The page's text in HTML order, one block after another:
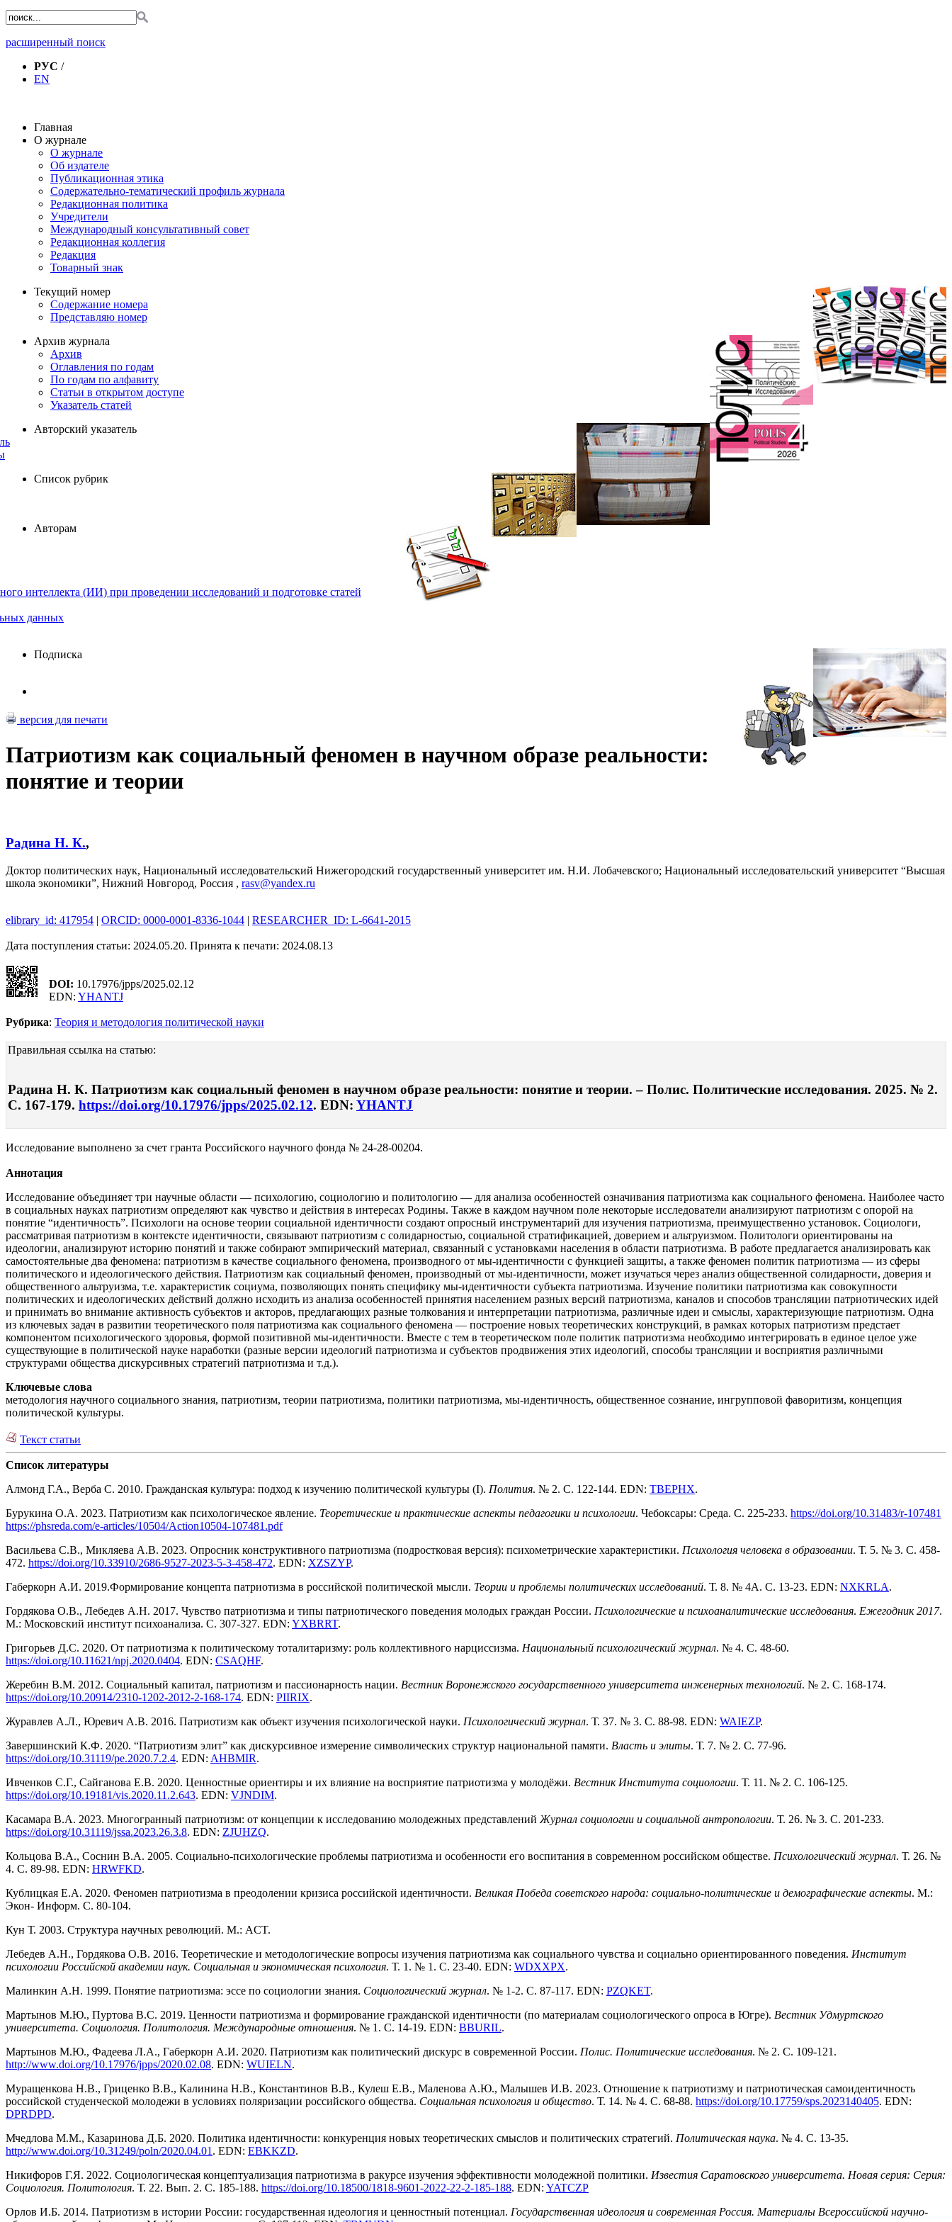
расширенный поиск
РУС /
EN
Главная
О журнале
О журнале
Об издателе
Публикационная этика
Содержательно-тематический профиль журнала
Редакционная политика
Учредители
Международный консультативный совет
Редакционная коллегия
Редакция
Товарный знак
Текущий номер
Содержание номера
Представляю номер
Архив журнала
Архив
Оглавления по годам
По годам по алфавиту
Статьи в открытом доступе
Указатель статей
Авторский указатель
Список рубрик
Авторам
интеллекта (ИИ) при проведении исследований и подготовке статей
данных
Подписка
версия для печати
Патриотизм как социальный феномен в научном образе реальности:
понятие и теории
Радина Н. К.,
Доктор политических наук, Национальный исследовательский Нижегородский государственный университет им. Н.И. Лобачевского; Национальный исследовательский университет “Высшая
школа экономики”, Нижний Новгород, Россия , rasv@yandex.ru
elibrary_id: 417954 | ORCID: 0000-0001-8336-1044 | RESEARCHER_ID: L-6641-2015
Дата поступления статьи: 2024.05.20. Принята к печати: 2024.08.13
DOI: 10.17976/jpps/2025.02.12
EDN: YHANTJ
Рубрика: Теория и методология политической науки
Правильная ссылка на статью:
Радина Н. К. Патриотизм как социальный феномен в научном образе реальности: понятие и теории. – Полис. Политические исследования. 2025. № 2.
С. 167-179. https://doi.org/10.17976/jpps/2025.02.12. EDN: YHANTJ
Исследование выполнено за счет гранта Российского научного фонда № 24-28-00204.
Аннотация
Исследование объединяет три научные области — психологию, социологию и политологию — для анализа особенностей означивания патриотизма как социального феномена. Наиболее часто
в социальных науках патриотизм определяют как чувство и действия в интересах Родины. Также в каждом научном поле некоторые исследователи анализируют патриотизм с опорой на
понятие “идентичность”. Психологи на основе теории социальной идентичности создают опросный инструментарий для изучения патриотизма, преимущественно установок. Социологи,
рассматривая патриотизм в контексте идентичности, связывают патриотизм с солидарностью, социальной стратификацией, доверием и альтруизмом. Политологи ориентированы на
идеологии, анализируют историю понятий и также собирают эмпирический материал, связанный с установками населения в области патриотизма. В работе предлагается анализировать как
самостоятельные два феномена: патриотизм в качестве социального феномена, производного от мы-идентичности с функцией защиты, а также феномен политик патриотизма — из сферы
политического и идеологического действия. Патриотизм как социальный феномен, производный от мы-идентичности, может изучаться через анализ общественной солидарности, доверия и
общественного альтруизма, т.е. характеристик социума, позволяющих понять специфику мы-идентичности субъекта патриотизма. Изучение политики патриотизма как совокупности
политических и идеологических действий должно исходить из анализа особенностей принятия населением разных версий патриотизма, каналов и способов трансляции патриотических идей
и принимать во внимание активность субъектов и акторов, предлагающих разные толкования и интерпретации патриотизма, различные идеи и смыслы, характеризующие патриотизм. Одна
из ключевых задач в развитии теоретического поля патриотизма как социального феномена — построение новых теоретических конструкций, в рамках которых патриотизм предстает
компонентом психологического здоровья, формой позитивной мы-идентичности. Вместе с тем в теоретическом поле политик патриотизма необходимо интегрировать в единое целое уже
существующие в политической науке наработки (разные версии идеологий патриотизма и субъектов продвижения этих идеологий, способы трансляции и восприятия различными
структурами общества дискурсивных стратегий патриотизма и т.д.).
Ключевые слова
методология научного социального знания, патриотизм, теории патриотизма, политики патриотизма, мы-идентичность, общественное сознание, ингрупповой фаворитизм, концепция
политической культуры.
Текст статьи
Список литературы
Алмонд Г.А., Верба С. 2010. Гражданская культура: подход к изучению политической культуры (I). Полития. № 2. С. 122-144. EDN: TBEPHX.
Бурукина О.А. 2023. Патриотизм как психологическое явление. Теоретические и практические аспекты педагогики и психологии. Чебоксары: Среда. С. 225-233. https://doi.org/10.31483/r-107481
https://phsreda.com/e-articles/10504/Action10504-107481.pdf
Васильева С.В., Микляева А.В. 2023. Опросник конструктивного патриотизма (подростковая версия): психометрические характеристики. Психология человека в образовании. Т. 5. № 3. С. 458-
472. https://doi.org/10.33910/2686-9527-2023-5-3-458-472. EDN: XZSZYP.
Габеркорн А.И. 2019.Формирование концепта патриотизма в российской политической мысли. Теории и проблемы политических исследований. Т. 8. № 4A. С. 13-23. EDN: NXKRLA.
Гордякова О.В., Лебедев А.Н. 2017. Чувство патриотизма и типы патриотического поведения молодых граждан России. Психологические и психоаналитические исследования. Ежегодник 2017.
М.: Московский институт психоанализа. С. 307-327. EDN: YXBRRT.
Григорьев Д.С. 2020. От патриотизма к политическому тоталитаризму: роль коллективного нарциссизма. Национальный психологический журнал. № 4. С. 48-60.
https://doi.org/10.11621/npj.2020.0404. EDN: CSAQHF.
Жеребин В.М. 2012. Социальный капитал, патриотизм и пассионарность нации. Вестник Воронежского государственного университета инженерных технологий. № 2. С. 168-174.
https://doi.org/10.20914/2310-1202-2012-2-168-174. EDN: PIIRIX.
Журавлев А.Л., Юревич А.В. 2016. Патриотизм как объект изучения психологической науки. Психологический журнал. Т. 37. № 3. С. 88-98. EDN: WAIEZP.
Завершинский К.Ф. 2020. “Патриотизм элит” как дискурсивное измерение символических структур национальной памяти. Власть и элиты. Т. 7. № 2. С. 77-96.
https://doi.org/10.31119/pe.2020.7.2.4. EDN: AHBMIR.
Ивченков С.Г., Сайганова Е.В. 2020. Ценностные ориентиры и их влияние на восприятие патриотизма у молодёжи. Вестник Института социологии. Т. 11. № 2. C. 106-125.
https://doi.org/10.19181/vis.2020.11.2.643. EDN: VJNDIM.
Касамара В.А. 2023. Многогранный патриотизм: от концепции к исследованию молодежных представлений Журнал социологии и социальной антропологии. Т. 26. № 3. С. 201-233.
https://doi.org/10.31119/jssa.2023.26.3.8. EDN: ZJUHZQ.
Кольцова В.А., Соснин В.А. 2005. Социально-психологические проблемы патриотизма и особенности его воспитания в современном российском обществе. Психологический журнал. Т. 26. №
4. С. 89-98. EDN: HRWFKD.
Кублицкая Е.А. 2020. Феномен патриотизма в преодолении кризиса российской идентичности. Великая Победа советского народа: социально-политические и демографические аспекты. М.:
Экон- Информ. С. 80-104.
Кун Т. 2003. Структура научных революций. М.: ACT.
Лебедев А.Н., Гордякова О.В. 2016. Теоретические и методологические вопросы изучения патриотизма как социального чувства и социально ориентированного поведения. Институт
психологии Российской академии наук. Социальная и экономическая психология. Т. 1. № 1. С. 23-40. EDN: WDXXPX.
Малинкин А.Н. 1999. Понятие патриотизма: эссе по социологии знания. Социологический журнал. № 1-2. С. 87-117. EDN: PZQKET.
Мартынов М.Ю., Пуртова В.С. 2019. Ценности патриотизма и формирование гражданской идентичности (по материалам социологического опроса в Югре). Вестник Удмуртского
университета. Социология. Политология. Международные отношения. № 1. С. 14-19. EDN: BBURIL.
Мартынов М.Ю., Фадеева Л.А., Габеркорн А.И. 2020. Патриотизм как политический дискурс в современной России. Полис. Политические исследования. № 2. С. 109-121.
http://www.doi.org/10.17976/jpps/2020.02.08. EDN: WUIELN.
Муращенкова Н.В., Гриценко В.В., Калинина Н.В., Константинов В.В., Кулеш Е.В., Маленова А.Ю., Малышев И.В. 2023. Отношение к патриотизму и патриотическая самоидентичность
российской студенческой молодежи в условиях поляризации российского общества. Социальная психология и общество. Т. 14. № 4. C. 68-88. https://doi.org/10.17759/sps.2023140405. EDN:
DPRDPD.
Мчедлова М.М., Казаринова Д.Б. 2020. Политика идентичности: конкуренция новых теоретических смыслов и политических стратегий. Политическая наука. № 4. С. 13-35.
http://www.doi.org/10.31249/poln/2020.04.01 . EDN: EBKKZD.
Никифоров Г.Я. 2022. Социологическая концептуализация патриотизма в ракурсе изучения эффективности молодежной политики. Известия Саратовского университета. Новая серия: Серия:
Социология. Политология. Т. 22. Вып. 2. С. 185-188. https://doi.org/10.18500/1818-9601-2022-22-2-185-188. EDN: YATCZP
Орлов И.Б. 2014. Патриотизм в истории России: государственная идеология и ценностный потенциал. Государственная идеология и современная Россия. Материалы Всероссийской научно-